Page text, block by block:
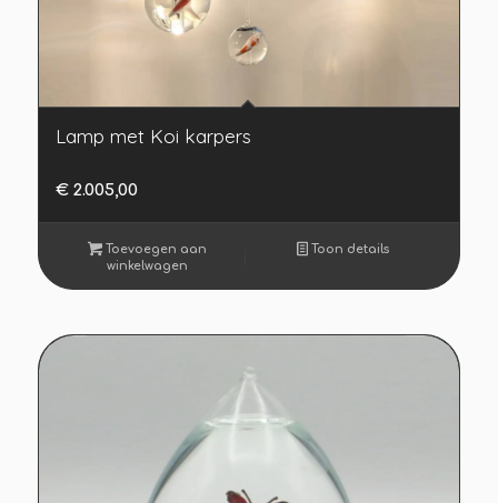
Lamp met Koi karpers
€2.005,00
Toevoegen aan
winkelwagen
Toon details